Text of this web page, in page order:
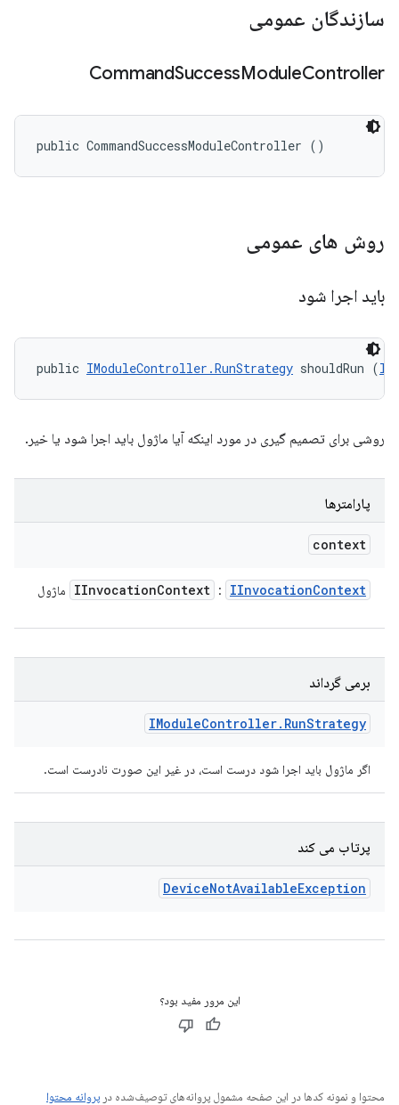
سازندگان عمومی
CommandSuccessModuleController
public CommandSuccessModuleController ()
روش های عمومی
باید اجرا شود
public IModuleController.RunStrategy shouldRun (
روشی برای تصمیم گیری در مورد اینکه آیا ماژول باید اجرا شود یا خیر.
پارامترها
context
IInvocationContext : IInvocationContext ماژول
برمی گرداند
IModuleController. RunStrategy
اگر ماژول باید اجرا شود درست است، در غیر این صورت نادرست است.
پرتاب می کند
DeviceNotAvailableException
این مرور مفید بود؟
محتوا و نمونه کدها در این صفحه مشمول پروانه‌های توصیف‌شده در پروانه محتوا